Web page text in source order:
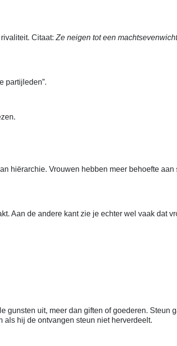
Citaat: Ze neigen tot een
partijleden”.
hiërarchie. Vrouwen hebben meer behoefte aan
Aan de andere kant zie je echter wel vaak dat
uit, meer dan giften of goederen. Steun
hij de ontvangen steun niet herverdeelt.